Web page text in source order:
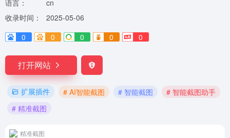
语言：
cn
收录时间：
2025-05-06
0
0 0 0 0
打开网站
扩展插件 # AI智能截图 # 智能截图
# 智能截图助手
# 精准截图
精准截图